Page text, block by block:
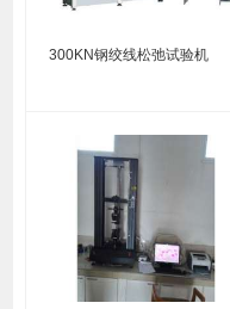
300KN钢绞线松弛试验机